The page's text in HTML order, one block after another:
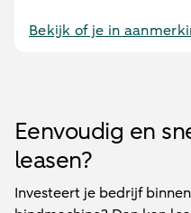
Bekijk of je in
Eenvoudig en
leasen?
Investeert je bedrijf